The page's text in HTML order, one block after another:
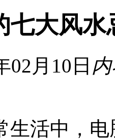
七大风水
02月10日
生活中，